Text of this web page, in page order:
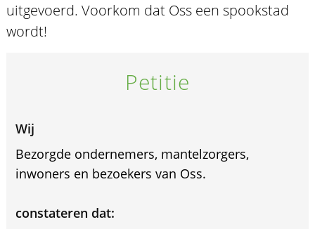
uitgevoerd. Voorkom dat Oss een spookstad
wordt!
Petitie
Wij
Bezorgde ondernemers, mantelzorgers,
inwoners en bezoekers van Oss.
constateren dat: